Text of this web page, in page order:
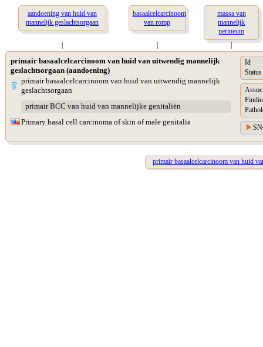
aandoening van huid van
mannelijk geslachtsorgaan
basaalcelcarcinoom
van romp
massa van
mannelijk
perineum
|
primair basaalcelcarcinoom van huid van uitwendig mannelijk
geslachtsorgaan (aandoening)
primair basaalcelcarcinoom van huid van uitwendig mannelijk
geslachtsorgaan
primair BCC van huid van mannelijke genitaliën
Primary basal cell carcinoma of skin of male genitalia
Id
Status
primair basaalcelcarcinoom van huid